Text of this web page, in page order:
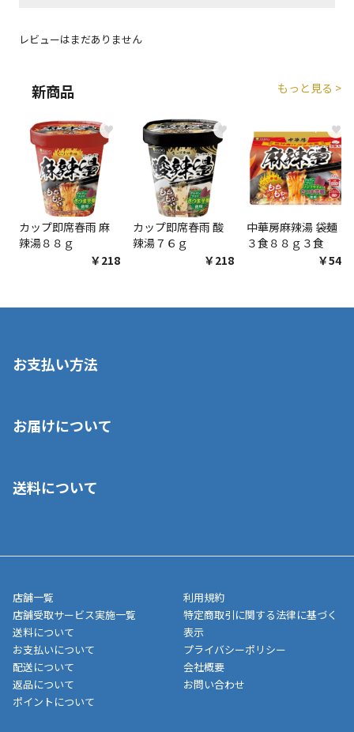
エアコンの取付工事が必要な商品です。別途費用が発
商品購入個数ごとに送料がかかる商品です
レビューはまだありません
新商品 もっと見る >
♥
カップ即席春雨 麻
辣湯８８ｇ
￥218
♥
カップ即席春雨 酸
辣湯７６ｇ
￥218
♥
中華房麻辣湯 袋麺
３食８８ｇ３食
￥548
お支払い方法
いいただくことはできません。ご了承ください。
■代金引換(代引)※手数料がかかります
■商品によっては一部決済方法が使用できない場合がございま
す。
お届けについて
ご注文が確認出来次第、1～4営業日に発送いたします。「お取り
業日にてお引渡しとなります。(離島などの場合、例外もあります)
メーカー直送品など一部商品については、その他商品との購入に
制限がかかる場合がございます。また発送日についても、通常と
異なる場合がございます。対象商品の説明ページをご確認くださ
い。
■店舗受取をご選択いただいた場合
ご注文が確認出来次第、お受取される店舗在庫を使用してご準備
をさせていただきます。店舗に在庫がない場合は店舗よりお取り
送料について
店舗一覧
店舗受取サービス実施一覧
送料について
お支払いについて
配送について
返品について
ポイントについて
利用規約
特定商取引に関する法律に基づく
表示
プライバシーポリシー
会社概要
お問い合わせ